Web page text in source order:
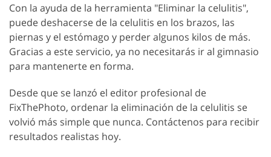
Con la ayuda de la herramienta "Eliminar la celulitis",
puede deshacerse de la celulitis en los brazos, las
piernas y el estómago y perder algunos kilos de más.
Gracias a este servicio, ya no necesitarás ir al gimnasio
para mantenerte en forma.
Desde que se lanzó el editor profesional de
FixThePhoto, ordenar la eliminación de la celulitis se
volvió más simple que nunca. Contáctenos para recibir
resultados realistas hoy.